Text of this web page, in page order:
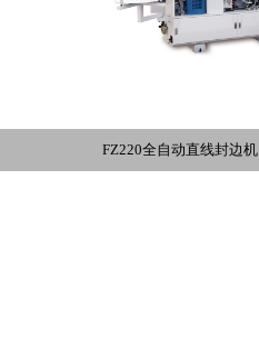
FZ220全自动直线封边机